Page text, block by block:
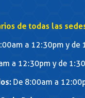
de todas las
a 12:30pm y de
a 12:30pm y de
De 8:00am a